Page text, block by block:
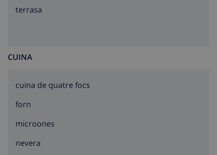
terrasa
CUINA
cuina de quatre focs
forn
microones
nevera